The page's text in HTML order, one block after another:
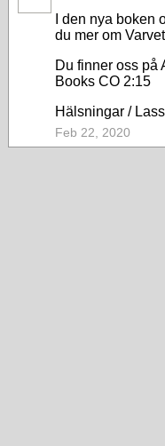
I den nya boken
du mer om
Du finner oss på
Books CO 2:15
Hälsningar /
Feb 22, 2020